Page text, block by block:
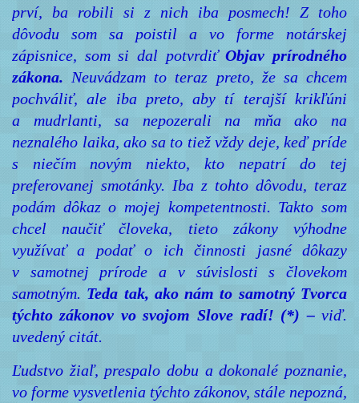
prví, ba robili si z nich iba posmech! Z toho
dôvodu som sa poistil a vo forme notárskej
zápisnice, som si dal potvrdiťObjav prírodného
zákona. Neuvádzam to teraz preto, že sa chcem
pochváliť, ale iba preto, aby tí terajší krikľúni
a mudrlanti, sa nepozerali na mňa ako na
neznalého laika, ako sa to tiež vždy deje, keď príde
s niečím novým niekto, kto nepatrí do tej
preferovanej smotánky. Iba z tohto dôvodu, teraz
podám dôkaz o mojej kompetentnosti. Takto som
chcel naučiť človeka, tieto zákony výhodne
využívať a podať o ich činnosti jasné dôkazy
v samotnej prírode a v súvislosti s človekom
samotným. Teda tak, ako nám to samotný Tvorca
týchto zákonov vo svojom Slove radí! (*) –viď.
uvedený citát.
Ľudstvo žiaľ, prespalo dobu a dokonalé poznanie,
vo forme vysvetlenia týchto zákonov, stále nepozná,